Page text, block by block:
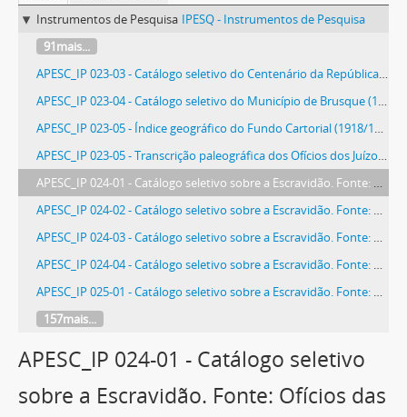
Instrumentos de Pesquisa IPESQ - Instrumentos de Pesquisa
91mais...
APESC_IP 023-03 - Catálogo seletivo do Centenário da República (1889)
APESC_IP 023-04 - Catálogo seletivo do Município de Brusque (1861/1903). Fontes: Ofícios das Câmaras Municipais para Presidência da Província (1861/1889); Ofícios das Superintendências e Intendências Municipais para Presidência da Província e Governo do Estado (1891/1903); e Ofícios dos Arciprestes e Vigários para Presidência da Província (1880/1888)
APESC_IP 023-05 - Índice geográfico do Fundo Cartorial (1918/1989)
APESC_IP 023-05 - Transcrição paleográfica dos Ofícios dos Juízos de Órfãos para Governo da Capitania e Presidência da Província (1806/1837)
APESC_IP 024-01 - Catálogo seletivo sobre a Escravidão. Fonte: Ofícios das Delegacias de Polícia para Presidência da Província (1842/1869), v. 1
APESC_IP 024-02 - Catálogo seletivo sobre a Escravidão. Fonte: Ofícios das Delegacias de Polícia para Presidência da Província (1870/1883), v. 2
APESC_IP 024-03 - Catálogo seletivo sobre a Escravidão. Fonte: Registros das Correspondências da Presidência da Província para Juízes (1835/1876), v. 1
APESC_IP 024-04 - Catálogo seletivo sobre a Escravidão. Fonte: Registros das Correspondências da Presidência da Província para Juízes (1877/1888), v. 2
APESC_IP 025-01 - Catálogo seletivo sobre a Escravidão. Fonte: Ofícios das Chefias da Polícia para Presidência da Província (1855/1859), v. 1
157mais...
APESC_IP 024-01 - Catálogo seletivo
sobre a Escravidão. Fonte: Ofícios das